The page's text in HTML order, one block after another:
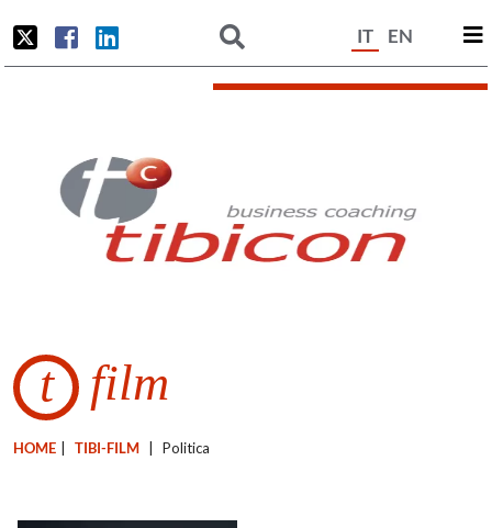
IT EN
t film
HOME TIBI-FILM Politica